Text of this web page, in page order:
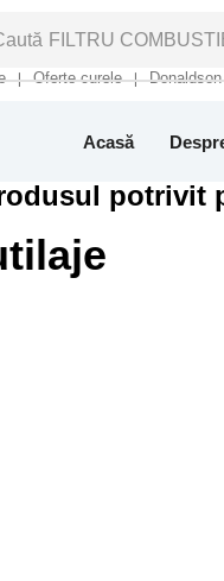
FILTRU
❘ Oferte curele ❘ Donaldson
Acasă
potrivit